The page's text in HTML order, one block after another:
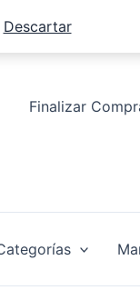
Descartar
Finalizar